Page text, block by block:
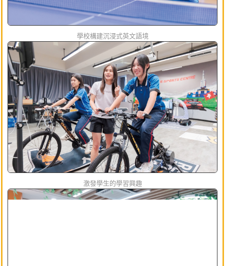
學校構建沉浸式英文語境
激發學生的學習興趣